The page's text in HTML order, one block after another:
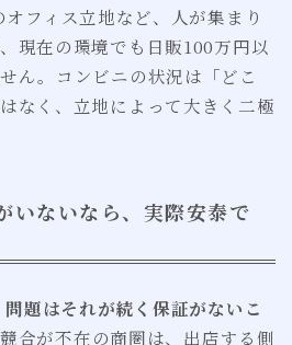
フィス立地など、人が集まり
現在の環境でも日販100万円以
ん。コンビニの状況は「どこ
なく、立地によって大きく二極
いないなら、実際安泰で
題はそれが続く保証がないこ
合が不在の商圏は、出店する側